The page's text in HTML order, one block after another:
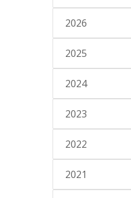
2026
2025
2024
2023
2022
2021